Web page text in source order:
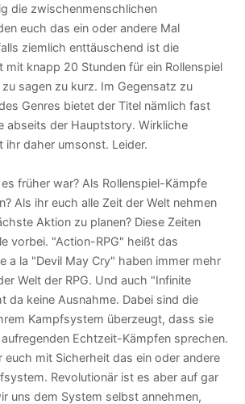
die zwischenmenschlichen
euch das ein oder andere Mal
ziemlich enttäuschend ist die
mit knapp 20 Stunden für ein Rollenspiel
sagen zu kurz. Im Gegensatz zu
Genres bietet der Titel nämlich fast
abseits der Hauptstory. Wirkliche
ihr daher umsonst. Leider.
früher war? Als Rollenspiel-Kämpfe
Als ihr euch alle Zeit der Welt nehmen
Aktion zu planen? Diese Zeiten
vorbei. "Action-RPG" heißt das
a la "Devil May Cry" haben immer mehr
Welt der RPG. Und auch "Infinite
da keine Ausnahme. Dabei sind die
Kampfsystem überzeugt, dass sie
Echtzeit-Kämpfen sprechen.
euch mit Sicherheit das ein oder andere
Revolutionär ist es aber auf gar
uns dem System selbst annehmen,